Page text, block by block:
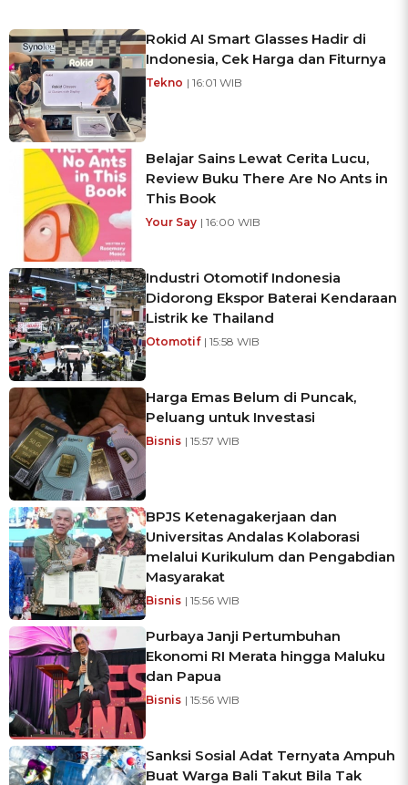
Rokid AI Smart Glasses Hadir di
Indonesia, Cek Harga dan Fiturnya
Tekno | 16:01 WIB
Belajar Sains Lewat Cerita Lucu,
Review Buku There Are No Ants in
This Book
Your Say | 16:00 WIB
Industri Otomotif Indonesia
Didorong Ekspor Baterai Kendaraan
Listrik ke Thailand
Otomotif | 15:58 WIB
Harga Emas Belum di Puncak,
Peluang untuk Investasi
Bisnis | 15:57 WIB
BPJS Ketenagakerjaan dan
Universitas Andalas Kolaborasi
melalui Kurikulum dan Pengabdian
Masyarakat
Bisnis | 15:56 WIB
Purbaya Janji Pertumbuhan
Ekonomi RI Merata hingga Maluku
dan Papua
Bisnis | 15:56 WIB
Sanksi Sosial Adat Ternyata Ampuh
Buat Warga Bali Takut Bila Tak